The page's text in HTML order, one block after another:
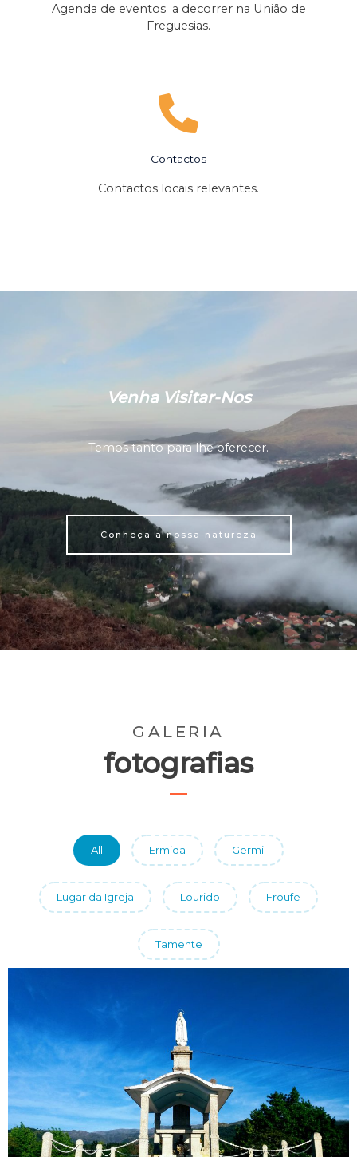
Agenda de eventos a decorrer na União de
Freguesias.
Contactos
Contactos locais relevantes.
Venha Visitar-Nos
Temos tanto para lhe oferecer.
Conheça a nossa natureza
GALERIA
fotografias
All Ermida Germil
Lugar da Igreja Lourido Froufe
Tamente